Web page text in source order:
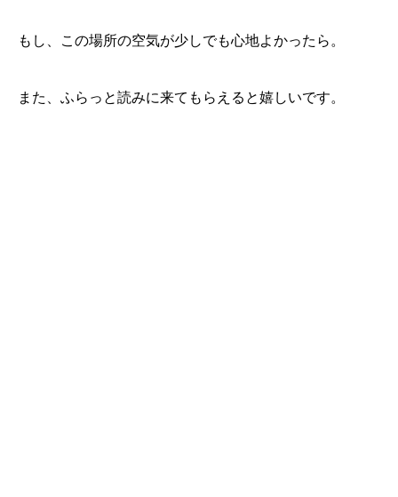
もし、この場所の空気が少しでも心地よかったら。
また、ふらっと読みに来てもらえると嬉しいです。